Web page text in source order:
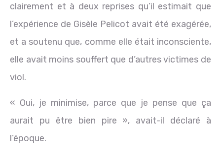
clairement et à deux reprises qu’il estimait que
l’expérience de Gisèle Pelicot avait été exagérée,
et a soutenu que, comme elle était inconsciente,
elle avait moins souffert que d’autres victimes de
viol.
« Oui, je minimise, parce que je pense que ça
aurait pu être bien pire », avait-il déclaré à
l’époque.